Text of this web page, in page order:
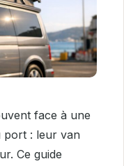
face à une
port : leur van
Ce guide